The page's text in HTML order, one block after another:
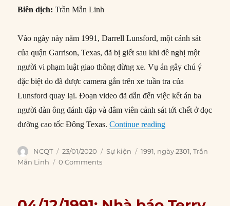
Biên dịch: Trần Mẫn Linh
Vào ngày này năm 1991, Darrell Lunsford, một cảnh sát
của quận Garrison, Texas, đã bị giết sau khi đề nghị một
người vi phạm luật giao thông dừng xe. Vụ án gây chú ý
đặc biệt do đã được camera gắn trên xe tuần tra của
Lunsford quay lại. Đoạn video đã dẫn đến việc kết án ba
người đàn ông đánh đập và đâm viên cảnh sát tới chết ở dọc
đường cao tốc Đông Texas. Continue reading“23/01/1991:
Author
NCQT
Posted
on
23/01/2020 Categories
Sự kiện Tags
1991, ngày 2301,Trần
Mẫn Linh
0 Comments